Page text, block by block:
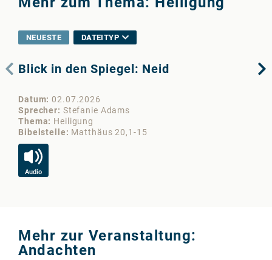
NEUESTE DATEITYP
Blick in den Spiegel: Neid
Datum 02.07.2026
Sprecher
Stefanie Adams
Thema
Heiligung
Bibelstelle
Matthäus 20,1-15
Audio
Mehr zur Veranstaltung:
Andachten